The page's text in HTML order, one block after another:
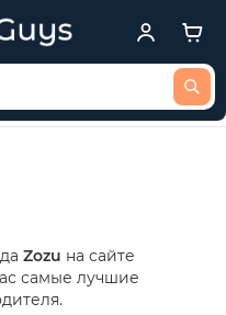
Zozu на сайте
самые лучшие